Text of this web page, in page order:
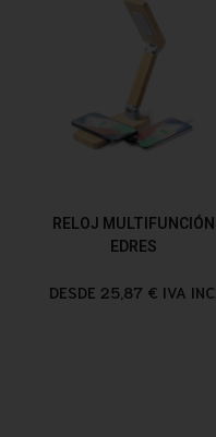
RELOJ MULTIFUNCIÓN
EDRES
DESDE 25,87 € IVA INC.